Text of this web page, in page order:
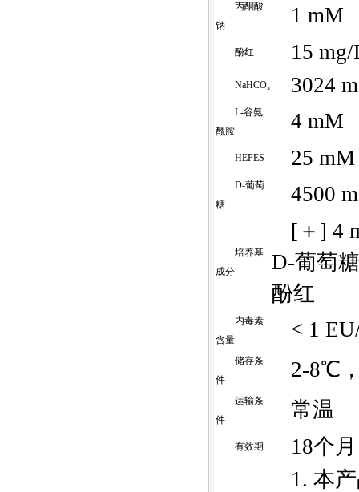
丙酮酸
钠
1 mM
酚红 15
NaHCO₃ 3024
L-谷氨
酰胺
4 mM
HEPES 25 mM
D-葡萄
糖
4500
培养基
成分
[＋] 4
D-葡萄
酚红
内毒素
含量
< 1
储存条
件
2-8℃
运输条
件
常温
有效期 18个月
1. 本